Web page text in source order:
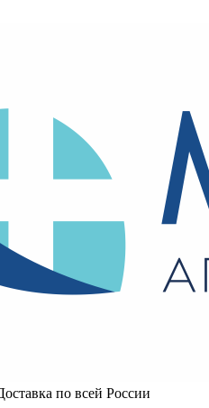
по всей России